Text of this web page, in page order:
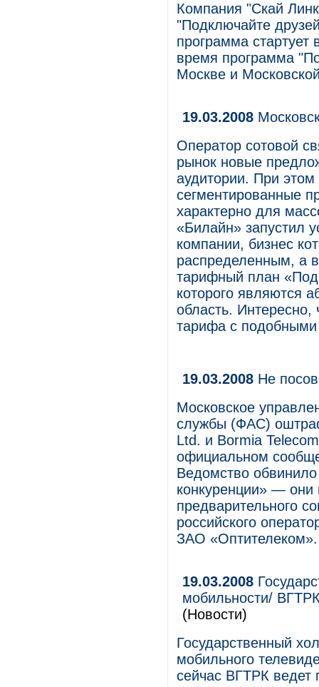
Компания "Скай
"Подключайте
программа стартует
время программа
Москве и
19.03.2008
Оператор сотовой
рынок новые
аудитории. При
сегментированные
характерно для
«Билайн» запустил
компании, бизнес
распределенным, а
тарифный план
которого являются
область. Интересно,
тарифа с
19.03.2008 Не
Московское
службы (ФАС)
Ltd. и Bormia
официальном
Ведомство
конкуренции» — они
предварительного
российского
ЗАО «Оптителеком».
19.03.2008
мобильности/
(Новости)
Государственный
мобильного
сейчас ВГТРК ведет